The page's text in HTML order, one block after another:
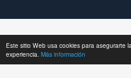
Este sitio Web usa cookies para asegurarte
experiencia. Más información